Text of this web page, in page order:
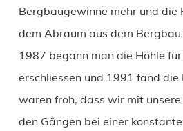
Bergbaugewinne mehr und die
dem Abraum aus dem
1987 begann man die Höhle
erschliessen und 1991 fand
waren froh, dass wir mit
den Gängen bei einer